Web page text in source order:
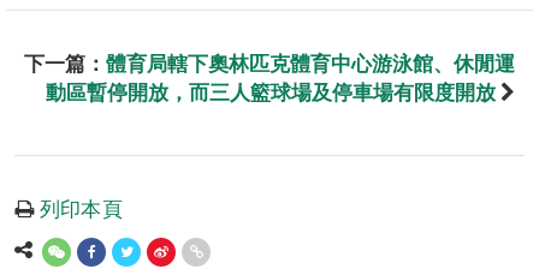
下一篇： 體育局轄下奧林匹克體育中心游泳館、休閒運
動區暫停開放，而三人籃球場及停車場有限度開放
列印本頁